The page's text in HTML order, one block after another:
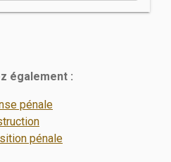
également :
pénale
pénale